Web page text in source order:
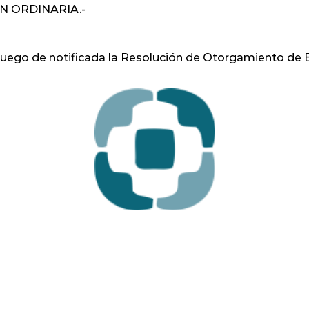
ORDINARIA.-
de notificada la Resolución de Otorgamiento de